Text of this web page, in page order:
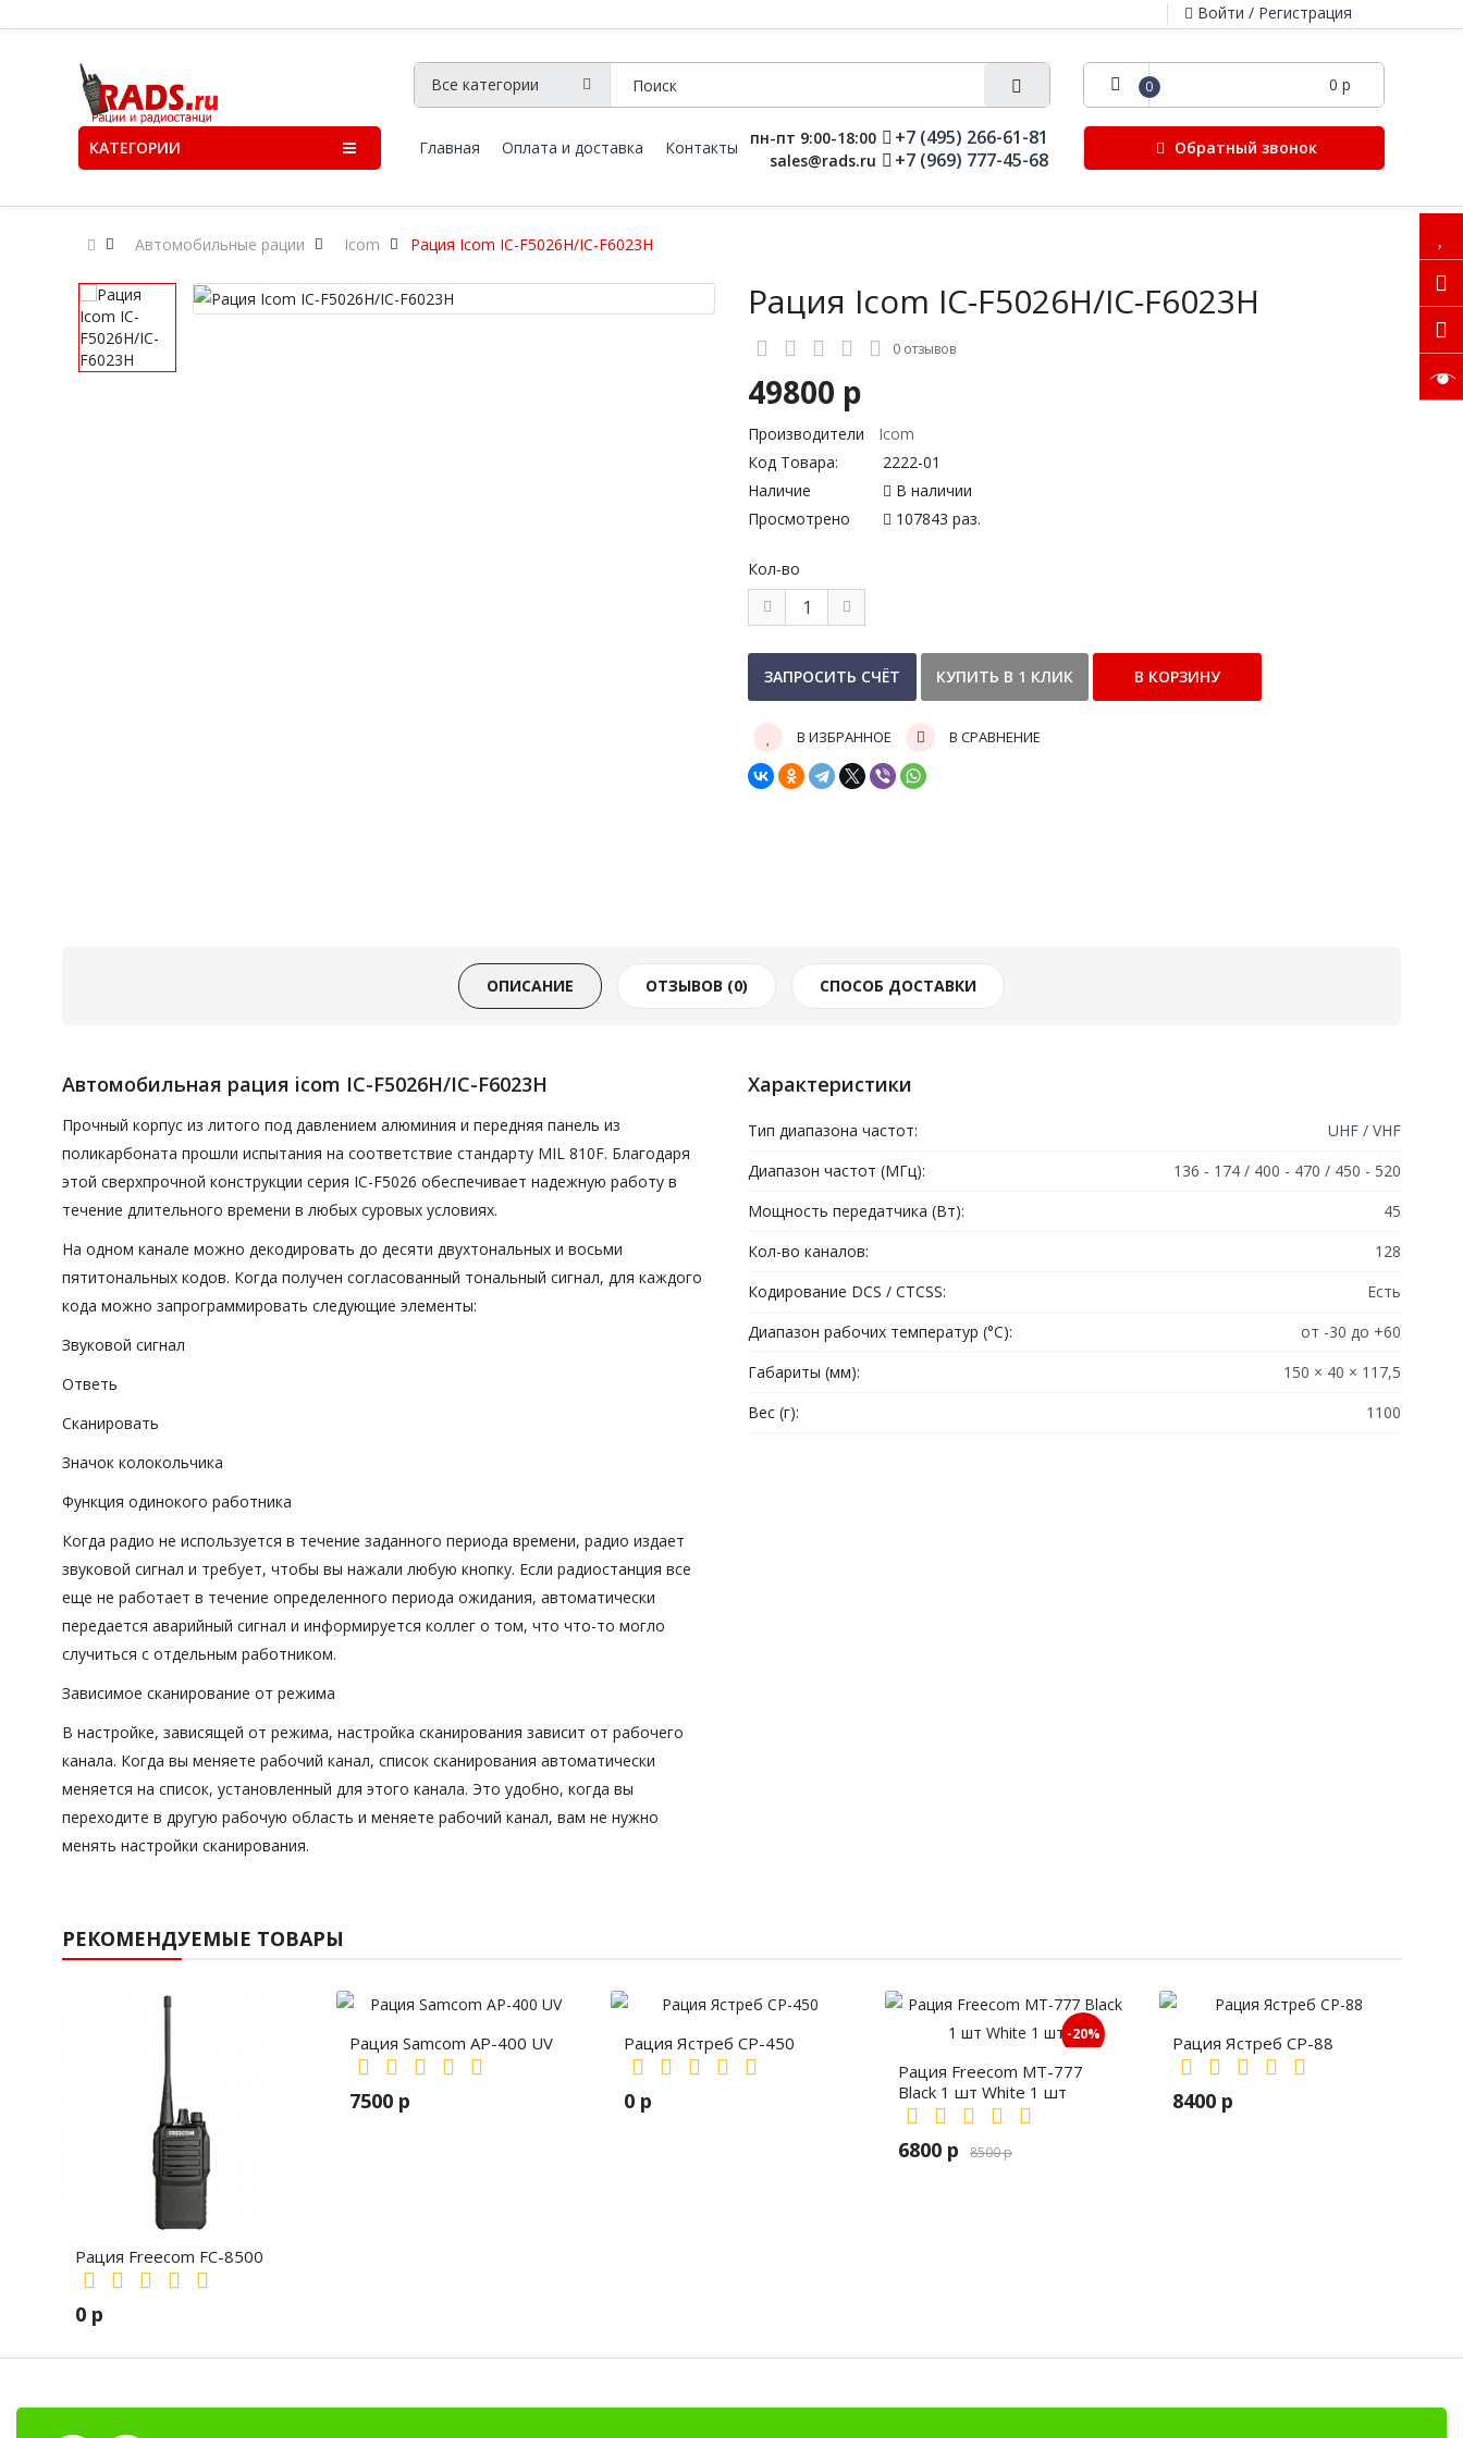
Войти / Регистрация
0 0 р
КАТЕГОРИИ Главная Оплата и доставка Контакты
пн-пт 9:00-18:00
sales@rads.ru
+7 (495) 266-61-81
+7 (969) 777-45-68
Обратный звонок
Автомобильные рации Icom Рация Icom IC-F5026H/IC-F6023H
Рация Icom IC-F5026H/IC-F6023H
0 отзывов
49800 р
Производители
Icom
Код Товара:
2222-01
Наличие
В наличии
Просмотрено
107843 раз.
Кол-во
В ИЗБРАННОЕ В СРАВНЕНИЕ
ОПИСАНИЕ ОТЗЫВОВ (0) СПОСОБ ДОСТАВКИ
Автомобильная рация icom IC-F5026H/IC-F6023H
Прочный корпус из литого под давлением алюминия и передняя панель из
поликарбоната прошли испытания на соответствие стандарту MIL 810F. Благодаря
этой сверхпрочной конструкции серия IC-F5026 обеспечивает надежную работу в
течение длительного времени в любых суровых условиях.
На одном канале можно декодировать до десяти двухтональных и восьми
пятитональных кодов. Когда получен согласованный тональный сигнал, для каждого
кода можно запрограммировать следующие элементы:
Звуковой сигнал
Ответь
Сканировать
Значок колокольчика
Функция одинокого работника
Когда радио не используется в течение заданного периода времени, радио издает
звуковой сигнал и требует, чтобы вы нажали любую кнопку. Если радиостанция все
еще не работает в течение определенного периода ожидания, автоматически
передается аварийный сигнал и информируется коллег о том, что что-то могло
случиться с отдельным работником.
Зависимое сканирование от режима
В настройке, зависящей от режима, настройка сканирования зависит от рабочего
канала. Когда вы меняете рабочий канал, список сканирования автоматически
меняется на список, установленный для этого канала. Это удобно, когда вы
переходите в другую рабочую область и меняете рабочий канал, вам не нужно
менять настройки сканирования.
Характеристики
Тип диапазона частот:
UHF / VHF
Диапазон частот (МГц):
136 - 174 / 400 - 470 / 450 - 520
Мощность передатчика (Вт):
45
Кол-во каналов:
128
Кодирование DCS / CTCSS:
Есть
Диапазон рабочих температур (°C):
от -30 до +60
Габариты (мм):
150 × 40 × 117,5
Вес (г):
1100
РЕКОМЕНДУЕМЫЕ ТОВАРЫ
Рация Freecom FC-8500
0 р
Рация Samcom AP-400 UV
7500 р
Рация Ястреб СР-450
0 р
-20%
Рация Freecom MT-777
Black 1 шт White 1 шт
6800 р 8500 р
Рация Ястреб СР-88
8400 р